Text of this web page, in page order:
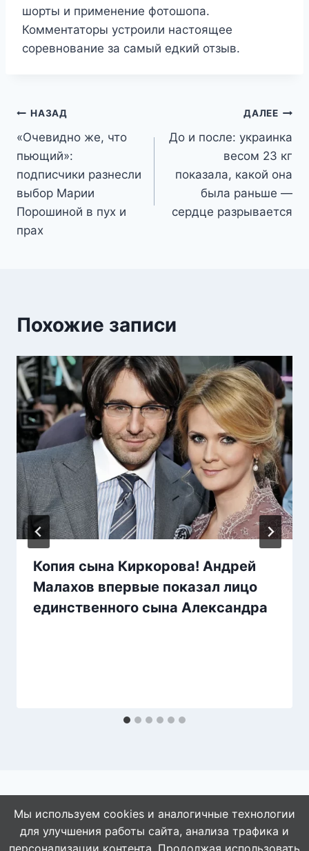
шорты и применение фотошопа.
Комментаторы устроили настоящее
соревнование за самый едкий отзыв.
Навигация
по
записям
НАЗАД
«Очевидно же, что
пьющий»:
подписчики разнесли
выбор Марии
Порошиной в пух и
прах
ДАЛЕЕ
До и после: украинка
весом 23 кг
показала, какой она
была раньше —
сердце разрывается
Похожие записи
Копия сына Киркорова! Андрей
Малахов впервые показал лицо
единственного сына Александра
© 2026 АбАлдеть!
Мы используем cookies и аналогичные технологии
для улучшения работы сайта, анализа трафика и
персонализации контента. Продолжая использовать